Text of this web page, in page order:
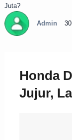
Juta?
Admin
Honda
Jujur,